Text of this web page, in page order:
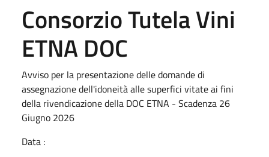
Consorzio Tutela Vini
ETNA DOC
Avviso per la presentazione delle domande di
assegnazione dell'idoneità alle superfici vitate ai fini
della rivendicazione della DOC ETNA - Scadenza 26
Giugno 2026
Data :